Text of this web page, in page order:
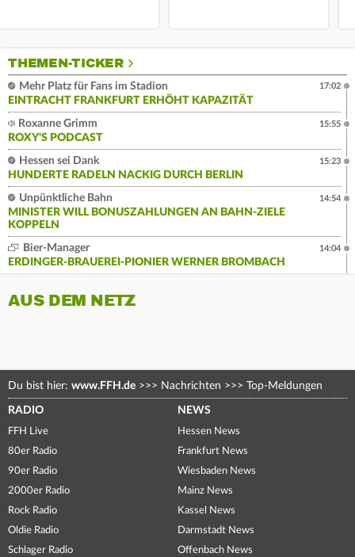
THEMEN-TICKER
Mehr Platz für Fans im Stadion
EINTRACHT FRANKFURT ERHÖHT KAPAZITÄT
17:02
Roxanne Grimm
ROXY'S PODCAST
15:55
Hessen sei Dank
HUNDERTE RADELN NACKIG DURCH BERLIN
15:23
Unpünktliche Bahn
MINISTER WILL BONUSZAHLUNGEN AN BAHN-ZIELE
KOPPELN
14:54
Bier-Manager
ERDINGER-BRAUEREI-PIONIER WERNER BROMBACH
14:04
AUS DEM NETZ
Du bist hier: www.FFH.de >>> Nachrichten >>> Top-Meldungen
RADIO
FFH Live
80er Radio
90er Radio
2000er Radio
Rock Radio
Oldie Radio
Schlager Radio
NEWS
Hessen News
Frankfurt News
Wiesbaden News
Mainz News
Kassel News
Darmstadt News
Offenbach News